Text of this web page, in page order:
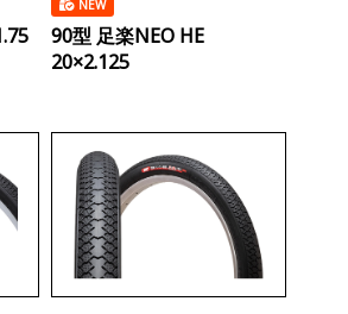
NEW
90型 足楽NEO HE
20×2.125